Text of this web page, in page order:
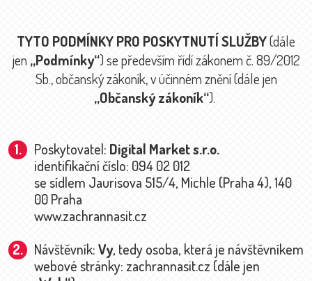
TYTO PODMÍNKY PRO POSKYTNUTÍ SLUŽBY(dále
jen „Podmínky“) se především řídí zákonem č. 89/2012
Sb., občanský zákoník, v účinném znění (dále jen
„Občanský zákoník“).
Poskytovatel: Digital Market s.r.o.
identifikační číslo: 094 02 012
se sídlem Jaurisova 515/4, Michle (Praha 4), 140
00 Praha
www.zachrannasit.cz
Návštěvník:Vy, tedy osoba, která je návštěvníkem
webové stránky: zachrannasit.cz (dále jen